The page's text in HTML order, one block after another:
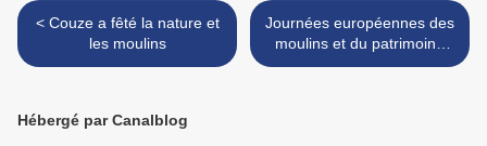
< Couze a fêté la nature et
les moulins
Journées européennes des
moulins et du patrimoine
meulier >
Hébergé par Canalblog